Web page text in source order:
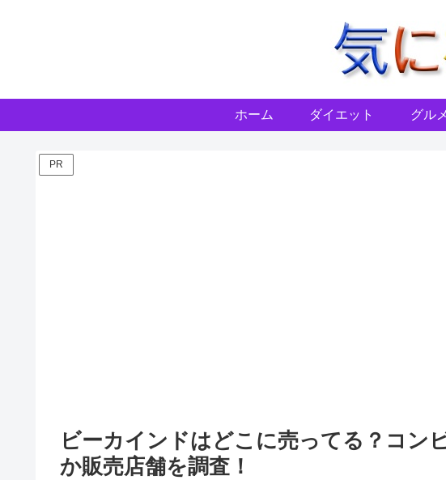
ホーム ダイエット グル
PR
ビーカインドはどこに売ってる？コン
か販売店舗を調査！